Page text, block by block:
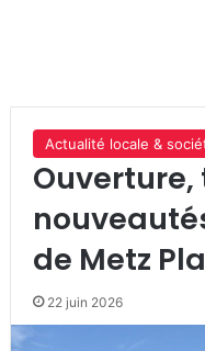
Actualité locale &
de Metz
22 juin 2026